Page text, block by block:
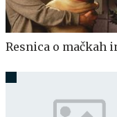
Resnica o mačkah